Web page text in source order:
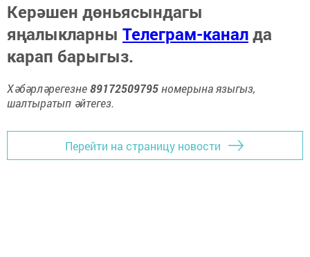
Керәшен дөньясындагы
яңалыкларны Телеграм-каналда
карап барыгыз.
Хәбәрләрегезне89172509795номерына языгыз,
шалтыратып әйтегез.
Перейти на страницу новости